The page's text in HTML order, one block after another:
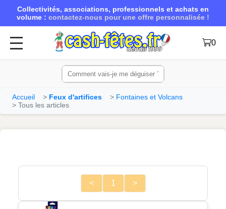
Collectivités, associations, professionnels et achats en
volume : contactez-nous pour une offre personnalisée !
0
Accueil Feux d'artifices
Fontaines et Volcans
Tous les articles
< 1 >